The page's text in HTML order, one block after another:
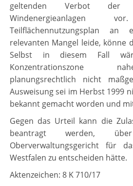
geltenden Verbot der
Teilflächennutzungsplan an
relevanten Mangel leide, könne
Selbst in diesem Fall
Konzentrationszone
planungsrechtlich nicht
Ausweisung sei im Herbst 1999
bekannt gemacht worden und
Gegen das Urteil kann die
beantragt werden,
Oberverwaltungsgericht für
Westfalen zu entscheiden hätte.
Aktenzeichen: 8 K 710/17